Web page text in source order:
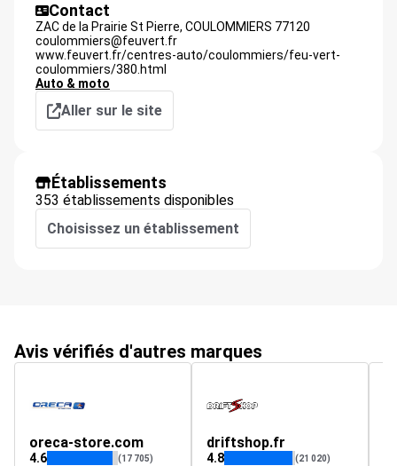
Contact
ZAC de la Prairie St Pierre, COULOMMIERS 77120
coulommiers@feuvert.fr
www.feuvert.fr/centres-auto/coulommiers/feu-vert-
coulommiers/380.html
Auto & moto
Aller sur le site
Établissements
353 établissements disponibles
Choisissez un établissement
Avis vérifiés d'autres marques
oreca-store.com
4.6 (17 705)
driftshop.fr
4.8 (21 020)